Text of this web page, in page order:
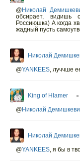
@Николай
обсирает, видишь
Россиюшка) А когда
жадный пусть
Николай
@YANKEES, луччше
King of Hlamer ○
@Николай
Николай
@YANKEES, я бы в